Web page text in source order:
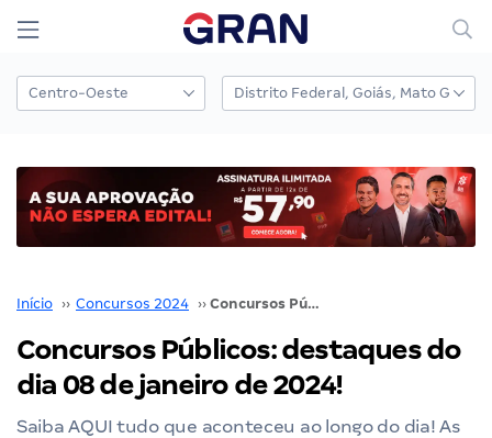
Início ›› Concursos 2024 ›› Concursos Públicos: destaques do dia 08 de janeiro de 2024!
Concursos Públicos: destaques do
dia 08 de janeiro de 2024!
Saiba AQUI tudo que aconteceu ao longo do dia! As